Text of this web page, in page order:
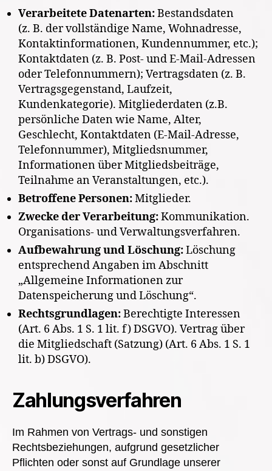
Verarbeitete Datenarten:Bestandsdaten
(z. B. der vollständige Name, Wohnadresse,
Kontaktinformationen, Kundennummer, etc.);
Kontaktdaten (z. B. Post- und E-Mail-Adressen
oder Telefonnummern); Vertragsdaten (z. B.
Vertragsgegenstand, Laufzeit,
Kundenkategorie). Mitgliederdaten (z.B.
persönliche Daten wie Name, Alter,
Geschlecht, Kontaktdaten (E-Mail-Adresse,
Telefonnummer), Mitgliedsnummer,
Informationen über Mitgliedsbeiträge,
Teilnahme an Veranstaltungen, etc.).
Betroffene Personen:Mitglieder.
Zwecke der Verarbeitung:Kommunikation.
Organisations- und Verwaltungsverfahren.
Aufbewahrung und Löschung:Löschung
entsprechend Angaben im Abschnitt
„Allgemeine Informationen zur
Datenspeicherung und Löschung“.
Rechtsgrundlagen:Berechtigte Interessen
(Art. 6 Abs. 1 S. 1 lit. f) DSGVO). Vertrag über
die Mitgliedschaft (Satzung) (Art. 6 Abs. 1 S. 1
lit. b) DSGVO).
Zahlungsverfahren
Im Rahmen von Vertrags- und sonstigen
Rechtsbeziehungen, aufgrund gesetzlicher
Pflichten oder sonst auf Grundlage unserer